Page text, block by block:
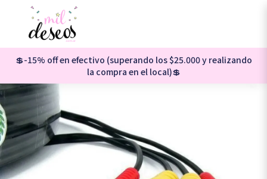
💲-15% off en efectivo (superando los $25.000 y realizando
la compra en el local)💲